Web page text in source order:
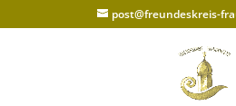
post@freundeskreis-